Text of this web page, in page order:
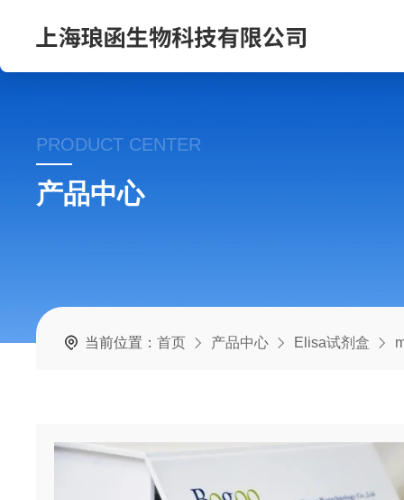
PRODUCT CENTER
产品中心
当前位置：首页 产品中心 Elisa试剂盒